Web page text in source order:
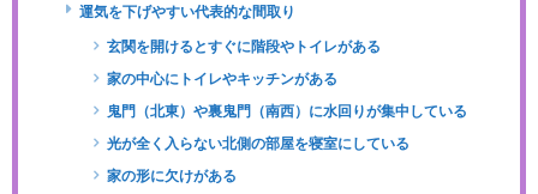
運気を下げやすい代表的な間取り
玄関を開けるとすぐに階段やトイレがある
家の中心にトイレやキッチンがある
鬼門（北東）や裏鬼門（南西）に水回りが集中している
光が全く入らない北側の部屋を寝室にしている
家の形に欠けがある